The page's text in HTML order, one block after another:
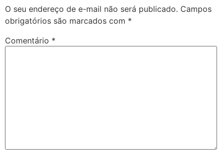
O seu endereço de e-mail não será publicado. Campos
obrigatórios são marcados com *
Comentário *